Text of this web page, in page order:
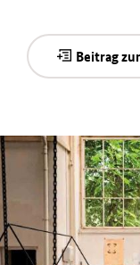
Beitrag